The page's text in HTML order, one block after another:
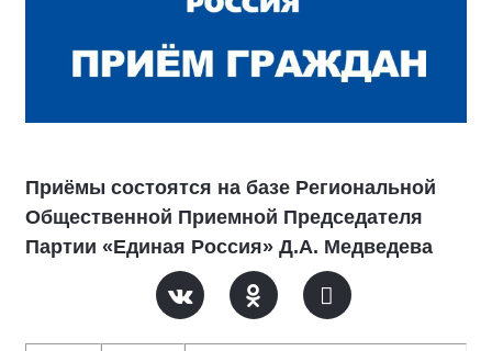
Приёмы состоятся на базе Региональной
Общественной Приемной Председателя
Партии «Единая Россия» Д.А. Медведева